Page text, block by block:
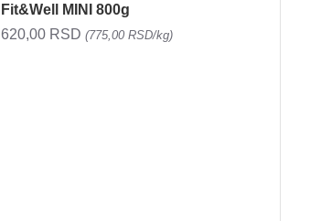
Fit&Well MINI 800g
620,00 RSD(775,00 RSD/kg)